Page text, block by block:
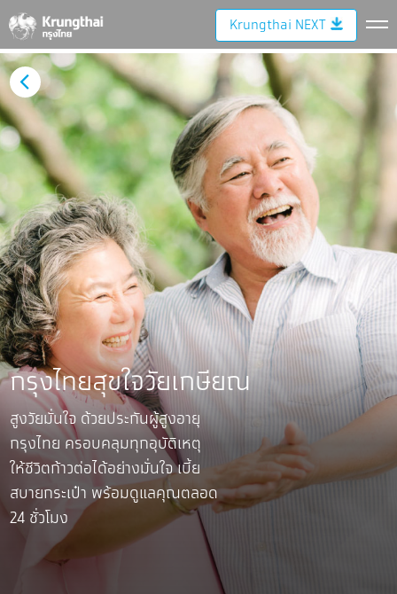
Krungthai NEXT
กรุงไทยสุขใจวัยเกษียณ
สูงวัยมั่นใจ ด้วยประกันผู้สูงอายุ
กรุงไทย ครอบคลุมทุกอุบัติเหตุ
ให้ชีวิตก้าวต่อได้อย่างมั่นใจ เบี้ย
สบายกระเป๋า พร้อมดูแลคุณตลอด
24 ชั่วโมง